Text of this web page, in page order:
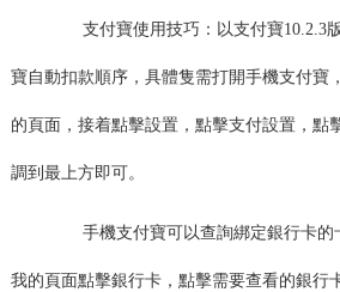
支付寶使用技巧：以支付寶10.2.3
寶自動扣款順序，具體隻需打開手機支付寶
的頁面，接着點擊設置，點擊支付設置，點
調到最上方即可。
手機支付寶可以查詢綁定銀行卡的
我的頁面點擊銀行卡，點擊需要查看的銀行